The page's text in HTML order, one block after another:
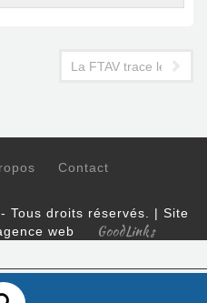
touristique revient sous
La FTAV trace les
Contact
Tous droits réservés. | Site
web
GoodLinks